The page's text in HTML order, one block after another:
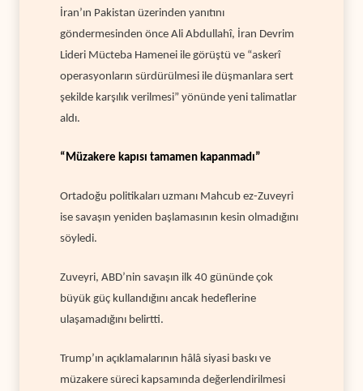
İran’ın Pakistan üzerinden yanıtını
göndermesinden önce Ali Abdullahî, İran Devrim
Lideri Mücteba Hamenei ile görüştü ve “askerî
operasyonların sürdürülmesi ile düşmanlara sert
şekilde karşılık verilmesi” yönünde yeni talimatlar
aldı.
“Müzakere kapısı tamamen kapanmadı”
Ortadoğu politikaları uzmanı Mahcub ez-Zuveyri
ise savaşın yeniden başlamasının kesin olmadığını
söyledi.
Zuveyri, ABD’nin savaşın ilk 40 gününde çok
büyük güç kullandığını ancak hedeflerine
ulaşamadığını belirtti.
Trump’ın açıklamalarının hâlâ siyasi baskı ve
müzakere süreci kapsamında değerlendirilmesi